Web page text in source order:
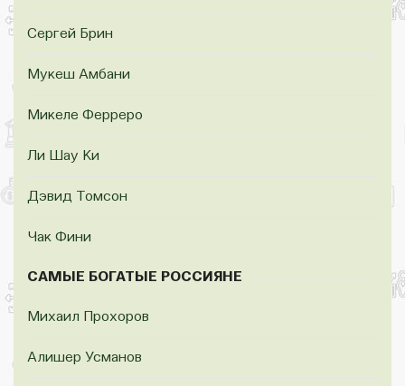
Сергей Брин
Мукеш Амбани
Микеле Ферреро
Ли Шау Ки
Дэвид Томсон
Чак Фини
САМЫЕ БОГАТЫЕ РОССИЯНЕ
Михаил Прохоров
Алишер Усманов